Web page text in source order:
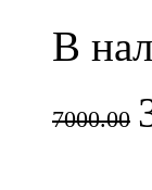
В
7000.00